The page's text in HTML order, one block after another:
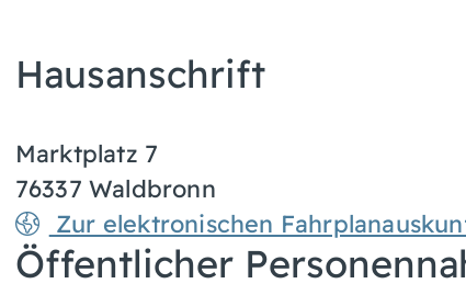
Hausanschrift
Marktplatz 7
76337 Waldbronn
Zur elektronischen
Öffentlicher